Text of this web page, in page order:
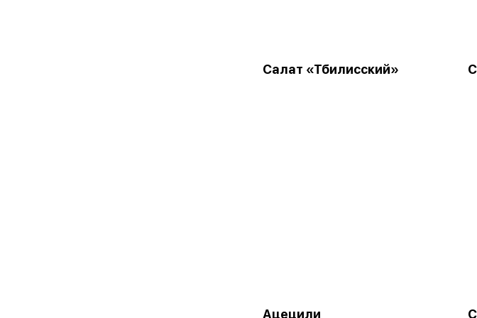
Салат «Тбилисский»
Ацецили